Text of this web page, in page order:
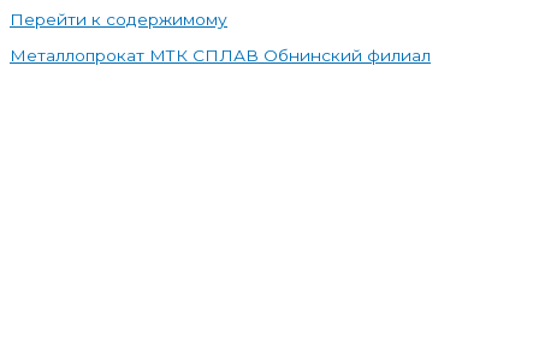
Перейти к содержимому
Металлопрокат МТК СПЛАВ Обнинский филиал